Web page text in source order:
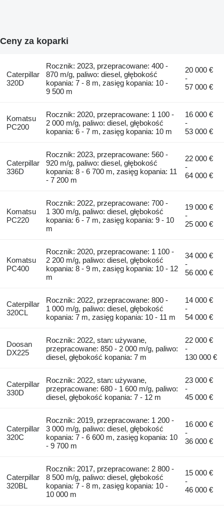
Ceny za koparki
Caterpillar
320D
Rocznik: 2023, przepracowane: 400 -
870 m/g, paliwo: diesel, głębokość
kopania: 7 - 8 m, zasięg kopania: 10 -
9 500 m
20 000 €
-
57 000 €
Komatsu
PC200
Rocznik: 2020, przepracowane: 1 100 -
2 000 m/g, paliwo: diesel, głębokość
kopania: 6 - 7 m, zasięg kopania: 10 m
16 000 €
-
53 000 €
Caterpillar
336D
Rocznik: 2023, przepracowane: 560 -
920 m/g, paliwo: diesel, głębokość
kopania: 8 - 6 700 m, zasięg kopania: 11
- 7 200 m
22 000 €
-
64 000 €
Komatsu
PC220
Rocznik: 2022, przepracowane: 700 -
1 300 m/g, paliwo: diesel, głębokość
kopania: 6 - 7 m, zasięg kopania: 9 - 10
m
19 000 €
-
25 000 €
Komatsu
PC400
Rocznik: 2020, przepracowane: 1 100 -
2 200 m/g, paliwo: diesel, głębokość
kopania: 8 - 9 m, zasięg kopania: 10 - 12
m
34 000 €
-
56 000 €
Caterpillar
320CL
Rocznik: 2022, przepracowane: 800 -
1 000 m/g, paliwo: diesel, głębokość
kopania: 7 m, zasięg kopania: 10 - 11 m
14 000 €
-
54 000 €
Doosan
DX225
Rocznik: 2022, stan: używane,
przepracowane: 850 - 2 000 m/g, paliwo:
diesel, głębokość kopania: 7 m
22 000 €
-
130 000 €
Caterpillar
330D
Rocznik: 2022, stan: używane,
przepracowane: 680 - 1 600 m/g, paliwo:
diesel, głębokość kopania: 7 - 12 m
23 000 €
-
45 000 €
Caterpillar
320C
Rocznik: 2019, przepracowane: 1 200 -
3 000 m/g, paliwo: diesel, głębokość
kopania: 7 - 6 600 m, zasięg kopania: 10
- 9 700 m
16 000 €
-
36 000 €
Caterpillar
320BL
Rocznik: 2017, przepracowane: 2 800 -
8 500 m/g, paliwo: diesel, głębokość
kopania: 7 - 8 m, zasięg kopania: 10 -
10 000 m
15 000 €
-
46 000 €